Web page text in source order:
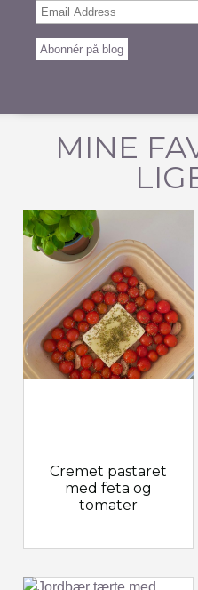
Email
Abonnér på blog
MINE
Cremet pastaret
med feta og
tomater